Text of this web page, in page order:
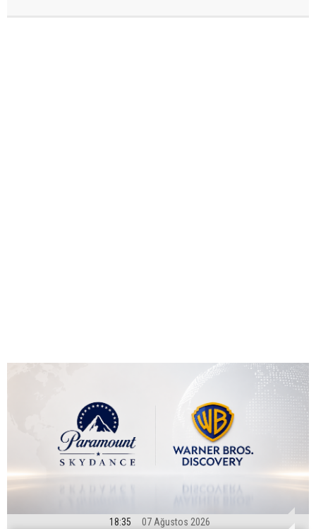
18:35 07 Ağustos 2026